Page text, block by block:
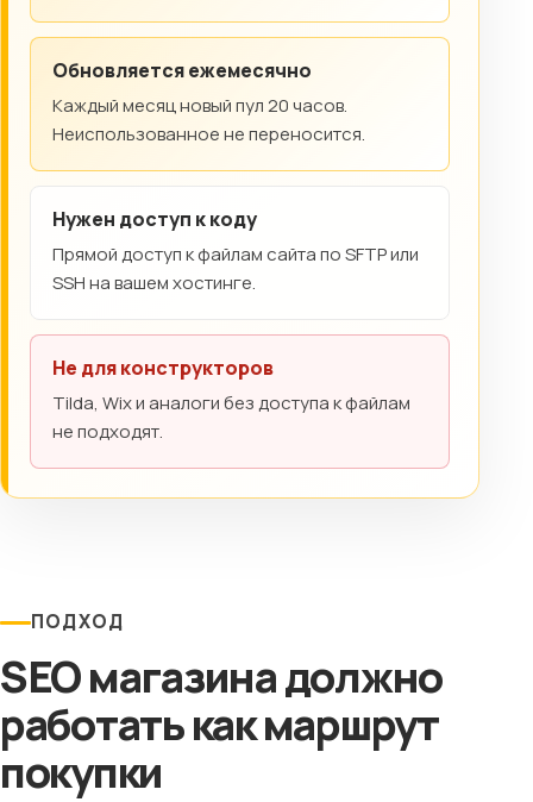
Обновляется ежемесячно
Каждый месяц новый пул 20 часов.
Неиспользованное не переносится.
Нужен доступ к коду
Прямой доступ к файлам сайта по SFTP или
SSH на вашем хостинге.
Не для конструкторов
Tilda, Wix и аналоги без доступа к файлам
не подходят.
ПОДХОД
SEO магазина должно
работать как маршрут
покупки